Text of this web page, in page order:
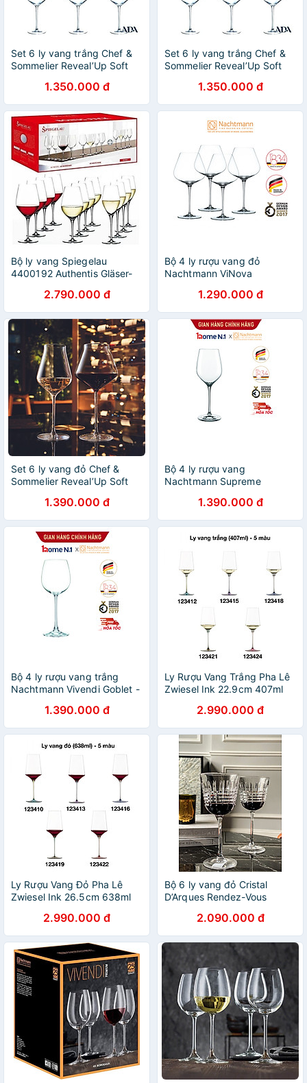
Set 6 ly vang trắng Chef &
Sommelier Reveal’Up Soft
1.350.000 đ
Set 6 ly vang trắng Chef &
Sommelier Reveal’Up Soft
1.350.000 đ
Bộ ly vang Spiegelau
4400192 Authentis Gläser-
2.790.000 đ
Bộ 4 ly rượu vang đỏ
Nachtmann ViNova
1.290.000 đ
Set 6 ly vang đỏ Chef &
Sommelier Reveal’Up Soft
1.390.000 đ
Bộ 4 ly rượu vang
Nachtmann Supreme
hãng Đức1.390.000 đ
Bộ 4 ly rượu vang trắng
Nachtmann Vivendi Goblet -
1.390.000 đ
Ly Rượu Vang Trắng Pha Lê
Zwiesel Ink 22.9cm 407ml
2.990.000 đ
Ly Rượu Vang Đỏ Pha Lê
Zwiesel Ink 26.5cm 638ml
2.990.000 đ
Bộ 6 ly vang đỏ Cristal
D’Arques Rendez-Vous
2.090.000 đ